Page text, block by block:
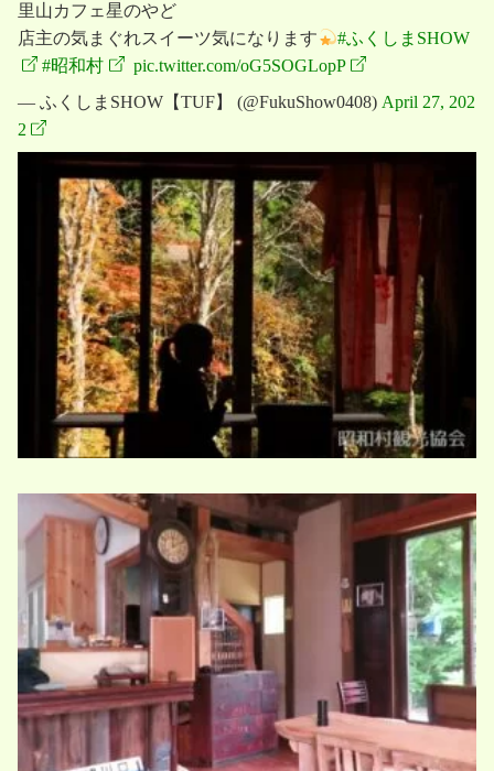
里山カフェ星のやど
店主の気まぐれスイーツ気になります
#ふくしまSHOW
#昭和村
pic.twitter.com/oG5SOGLopP
— ふくしまSHOW【TUF】 (@FukuShow0408) April 27, 202
2